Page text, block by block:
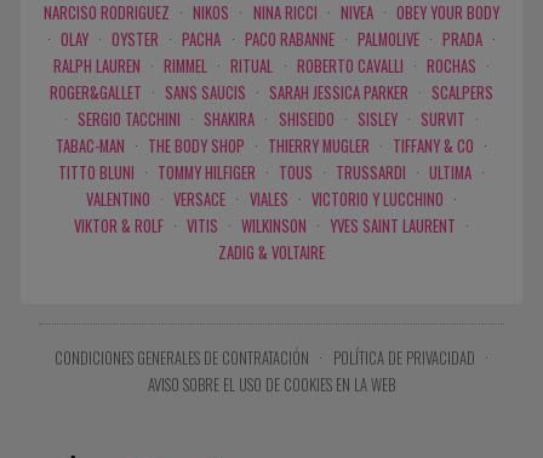
NARCISO RODRIGUEZ · NIKOS · NINA RICCI · NIVEA · OBEY YOUR BODY
· OLAY · OYSTER · PACHA · PACO RABANNE · PALMOLIVE · PRADA ·
RALPH LAUREN · RIMMEL · RITUAL · ROBERTO CAVALLI · ROCHAS ·
ROGER&GALLET · SANS SAUCIS · SARAH JESSICA PARKER · SCALPERS
· SERGIO TACCHINI · SHAKIRA · SHISEIDO · SISLEY · SURVIT ·
TABAC-MAN · THE BODY SHOP · THIERRY MUGLER · TIFFANY & CO ·
TITTO BLUNI · TOMMY HILFIGER · TOUS · TRUSSARDI · ULTIMA ·
VALENTINO · VERSACE · VIALES · VICTORIO Y LUCCHINO ·
VIKTOR & ROLF · VITIS · WILKINSON · YVES SAINT LAURENT ·
ZADIG & VOLTAIRE
CONDICIONES GENERALES DE CONTRATACIÓN · POLÍTICA DE PRIVACIDAD ·
AVISO SOBRE EL USO DE COOKIES EN LA WEB